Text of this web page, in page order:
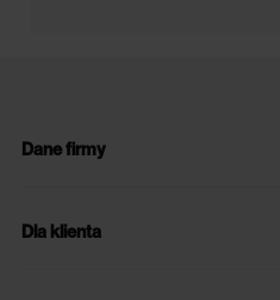
Dane firmy
Dla klienta